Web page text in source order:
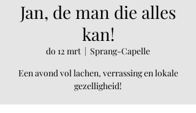
Jan, de man die alles
kan!
do 12 mrt
  |
Sprang-Capelle
Een avond vol lachen, verrassing en lokale
gezelligheid!